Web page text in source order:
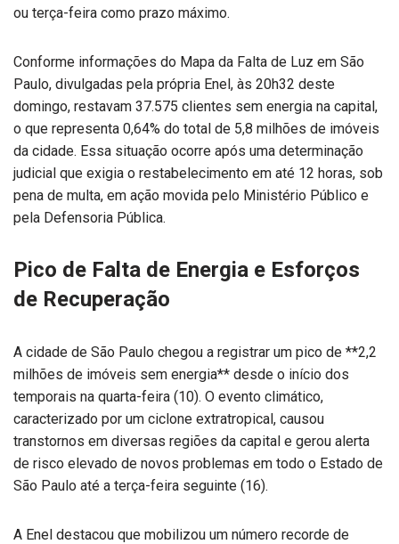
ou terça-feira como prazo máximo.
Conforme informações do Mapa da Falta de Luz em São
Paulo, divulgadas pela própria Enel, às 20h32 deste
domingo, restavam 37.575 clientes sem energia na capital,
o que representa 0,64% do total de 5,8 milhões de imóveis
da cidade. Essa situação ocorre após uma determinação
judicial que exigia o restabelecimento em até 12 horas, sob
pena de multa, em ação movida pelo Ministério Público e
pela Defensoria Pública.
Pico de Falta de Energia e Esforços
de Recuperação
A cidade de São Paulo chegou a registrar um pico de **2,2
milhões de imóveis sem energia** desde o início dos
temporais na quarta-feira (10). O evento climático,
caracterizado por um ciclone extratropical, causou
transtornos em diversas regiões da capital e gerou alerta
de risco elevado de novos problemas em todo o Estado de
São Paulo até a terça-feira seguinte (16).
A Enel destacou que mobilizou um número recorde de